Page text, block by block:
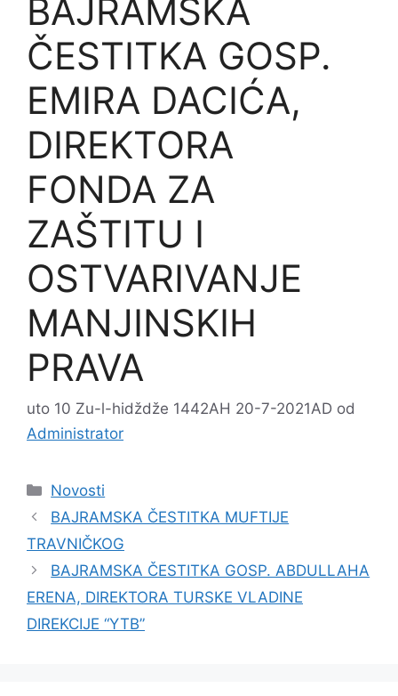
BAJRAMSKA
ČESTITKA GOSP.
EMIRA DACIĆA,
DIREKTORA
FONDA ZA
ZAŠTITU I
OSTVARIVANJE
MANJINSKIH
PRAVA
uto 10 Zu-l-hidždže 1442AH 20-7-2021AD od
Administrator
Kategorije
Novosti
BAJRAMSKA ČESTITKA MUFTIJE
TRAVNIČKOG
BAJRAMSKA ČESTITKA GOSP. ABDULLAHA
ERENA, DIREKTORA TURSKE VLADINE
DIREKCIJE “YTB”